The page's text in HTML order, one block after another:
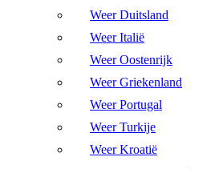
Weer Duitsland
Weer Italië
Weer Oostenrijk
Weer Griekenland
Weer Portugal
Weer Turkije
Weer Kroatië